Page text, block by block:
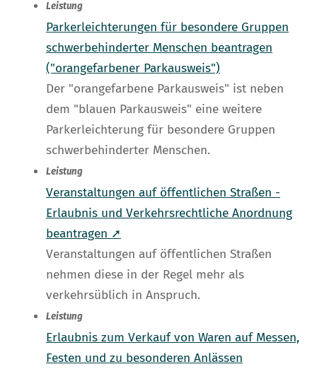
Leistung
Parkerleichterungen für besondere Gruppen
schwerbehinderter Menschen beantragen
("orangefarbener Parkausweis")
Der "orangefarbene Parkausweis" ist neben
dem "blauen Parkausweis" eine weitere
Parkerleichterung für besondere Gruppen
schwerbehinderter Menschen.
Leistung
Veranstaltungen auf öffentlichen Straßen -
Erlaubnis und Verkehrsrechtliche Anordnung
beantragen ➚
Veranstaltungen auf öffentlichen Straßen
nehmen diese in der Regel mehr als
verkehrsüblich in Anspruch.
Leistung
Erlaubnis zum Verkauf von Waren auf Messen,
Festen und zu besonderen Anlässen